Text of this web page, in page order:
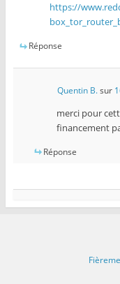
https://
Réponse
Quentin B.sur
merci pour
financement
Réponse